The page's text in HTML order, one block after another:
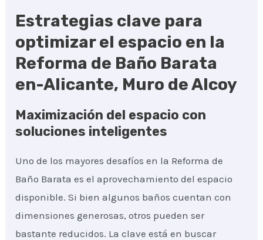
Estrategias clave para
optimizar el espacio en la
Reforma de Baño Barata
en-Alicante, Muro de Alcoy
Maximización del espacio con
soluciones inteligentes
Uno de los mayores desafíos en la Reforma de
Baño Barata es el aprovechamiento del espacio
disponible. Si bien algunos baños cuentan con
dimensiones generosas, otros pueden ser
bastante reducidos. La clave está en buscar